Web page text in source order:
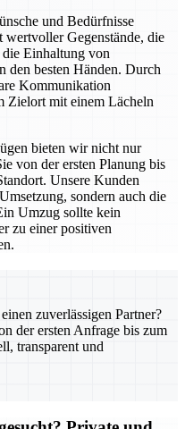
und Bedürfnisse
Gegenstände, die
Einhaltung von
den besten Händen. Durch
Kommunikation
Zielort mit einem Lächeln
bieten wir nicht nur
von der ersten Planung bis
Unsere Kunden
sondern auch die
Umzug sollte kein
zu einer positiven
zuverlässigen Partner?
der ersten Anfrage bis zum
transparent und